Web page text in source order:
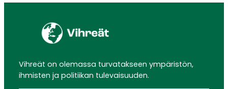
Vihreät on olemassa turvatakseen ympäristön,
ihmisten ja politiikan tulevaisuuden.